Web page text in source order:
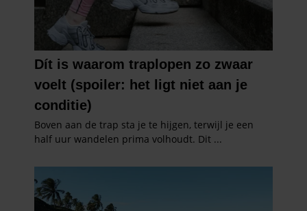
informatie over uw gebruik van onze site met onze
partners voor social media, adverteren en analyse. Deze
partners kunnen deze gegevens combineren met andere
verzameld op basis van uw gebruik van hun services. U
gaat akkoord met onze cookies als u onze website blijft
gebruiken.